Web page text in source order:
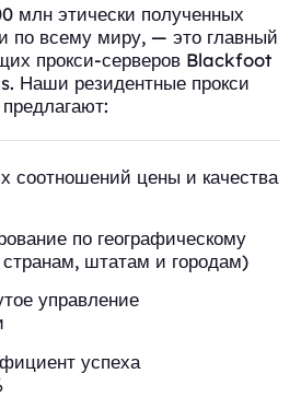
млн этически полученных
по всему миру, — это главный
прокси-серверов Blackfoot
Наши резидентные прокси
предлагают:
соотношений цены и качества
по географическому
штатам и городам)
управление
успеха